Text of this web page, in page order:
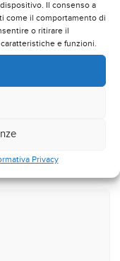
Il consenso a
come il comportamento di
o ritirare il
e funzioni.
Privacy
la logistica 6
il passaggio